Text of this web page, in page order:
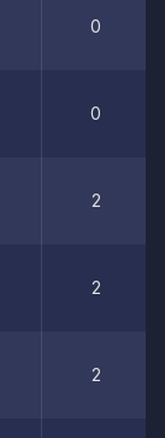
0
0
2
2
2